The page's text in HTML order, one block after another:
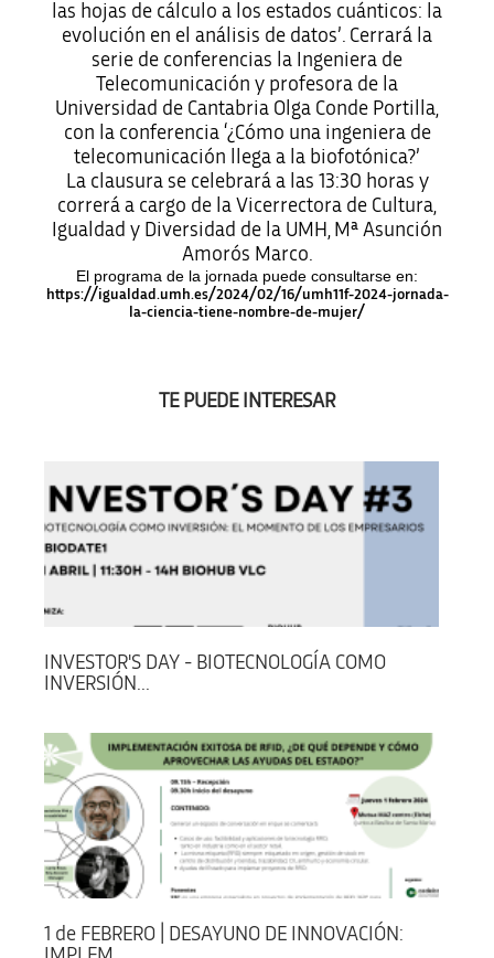
las hojas de cálculo a los estados cuánticos: la
evolución en el análisis de datos’. Cerrará la
serie de conferencias la Ingeniera de
Telecomunicación y profesora de la
Universidad de Cantabria Olga Conde Portilla,
con la conferencia ‘¿Cómo una ingeniera de
telecomunicación llega a la biofotónica?’
La clausura se celebrará a las 13:30 horas y
correrá a cargo de la Vicerrectora de Cultura,
Igualdad y Diversidad de la UMH, Mª Asunción
Amorós Marco.
El programa de la jornada puede consultarse en:
https://igualdad.umh.es/2024/02/16/umh11f-2024-jornada-
la-ciencia-tiene-nombre-de-mujer/
TE PUEDE INTERESAR
INVESTOR'S DAY - BIOTECNOLOGÍA COMO
INVERSIÓN...
1 de FEBRERO | DESAYUNO DE INNOVACIÓN: